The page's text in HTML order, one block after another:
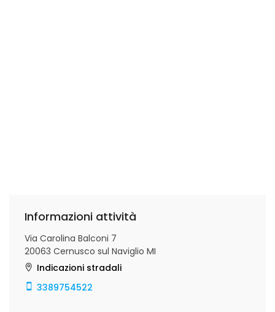
Informazioni attività
Via Carolina Balconi 7
20063 Cernusco sul Naviglio MI
Indicazioni stradali
3389754522